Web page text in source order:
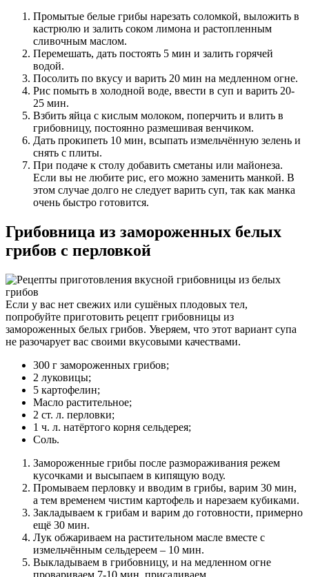
Промытые белые грибы нарезать соломкой, выложить в
кастрюлю и залить соком лимона и растопленным
сливочным маслом.
Перемешать, дать постоять 5 мин и залить горячей
водой.
Посолить по вкусу и варить 20 мин на медленном огне.
Рис помыть в холодной воде, ввести в суп и варить 20-
25 мин.
Взбить яйца с кислым молоком, поперчить и влить в
грибовницу, постоянно размешивая венчиком.
Дать прокипеть 10 мин, всыпать измельчённую зелень и
снять с плиты.
При подаче к столу добавить сметаны или майонеза.
Если вы не любите рис, его можно заменить манкой. В
этом случае долго не следует варить суп, так как манка
очень быстро готовится.
Грибовница из замороженных белых
грибов с перловкой
Если у вас нет свежих или сушёных плодовых тел,
попробуйте приготовить рецепт грибовницы из
замороженных белых грибов. Уверяем, что этот вариант супа
не разочарует вас своими вкусовыми качествами.
300 г замороженных грибов;
2 луковицы;
5 картофелин;
Масло растительное;
2 ст. л. перловки;
1 ч. л. натёртого корня сельдерея;
Соль.
Замороженные грибы после размораживания режем
кусочками и высыпаем в кипящую воду.
Промываем перловку и вводим в грибы, варим 30 мин,
а тем временем чистим картофель и нарезаем кубиками.
Закладываем к грибам и варим до готовности, примерно
ещё 30 мин.
Лук обжариваем на растительном масле вместе с
измельчённым сельдереем – 10 мин.
Выкладываем в грибовницу, и на медленном огне
провариваем 7-10 мин, присаливаем.